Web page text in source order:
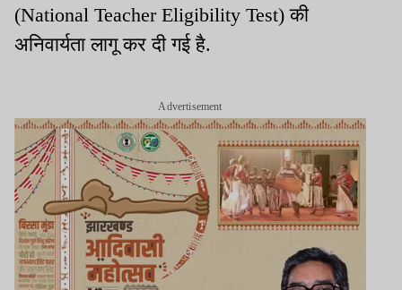
(National Teacher Eligibility Test) की
अनिवार्यता लागू कर दी गई है.
Advertisement